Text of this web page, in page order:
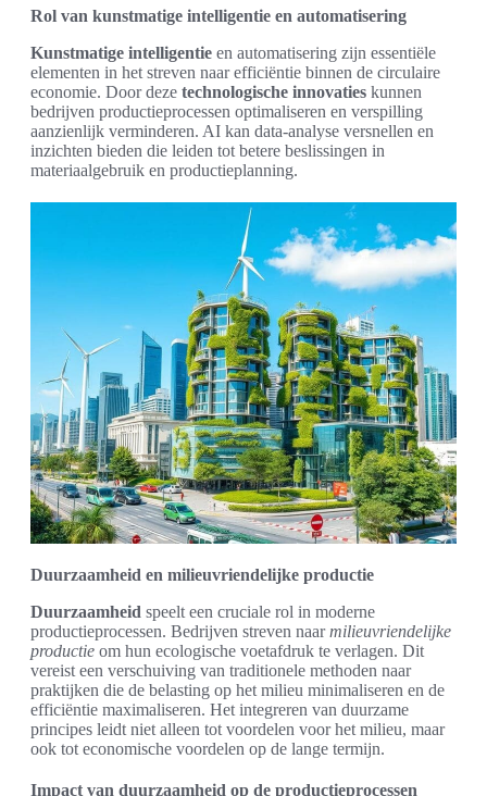
Rol van kunstmatige intelligentie en automatisering
Kunstmatige intelligentie en automatisering zijn essentiële
elementen in het streven naar efficiëntie binnen de circulaire
economie. Door deze technologische innovaties kunnen
bedrijven productieprocessen optimaliseren en verspilling
aanzienlijk verminderen. AI kan data-analyse versnellen en
inzichten bieden die leiden tot betere beslissingen in
materiaalgebruik en productieplanning.
Duurzaamheid en milieuvriendelijke productie
Duurzaamheid speelt een cruciale rol in moderne
productieprocessen. Bedrijven streven naarmilieuvriendelijke
productie om hun ecologische voetafdruk te verlagen. Dit
vereist een verschuiving van traditionele methoden naar
praktijken die de belasting op het milieu minimaliseren en de
efficiëntie maximaliseren. Het integreren van duurzame
principes leidt niet alleen tot voordelen voor het milieu, maar
ook tot economische voordelen op de lange termijn.
Impact van duurzaamheid op de productieprocessen